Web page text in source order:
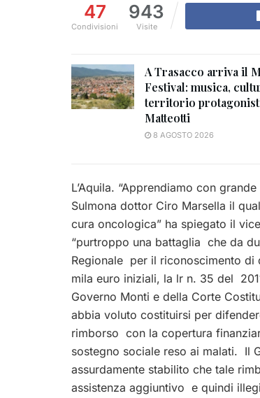
47
Condivisioni
943
Visite
A Trasacco arriva il
Festival: musica,
territorio
Matteotti
8 AGOSTO 2026
L’Aquila. “Apprendiamo con
Sulmona dottor Ciro Marsella il
cura oncologica” ha spiegato il
“purtroppo una battaglia che da
Regionale per il riconoscimento
mila euro iniziali, la lr n. 35 del
Governo Monti e della Corte
abbia voluto costituirsi per
rimborso con la copertura
sostegno sociale reso ai malati. Il
assurdamente stabilito che tale
assistenza aggiuntivo e quindi